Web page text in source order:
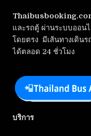
และรถตู้ ผ่านระบบออน
โดยตรง มีเส้นทางเดิน
ได้ตลอด 24 ชั่วโมง
บริการ